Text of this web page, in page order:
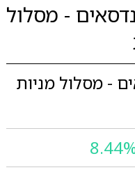
- מסלול
- מסלול מניות